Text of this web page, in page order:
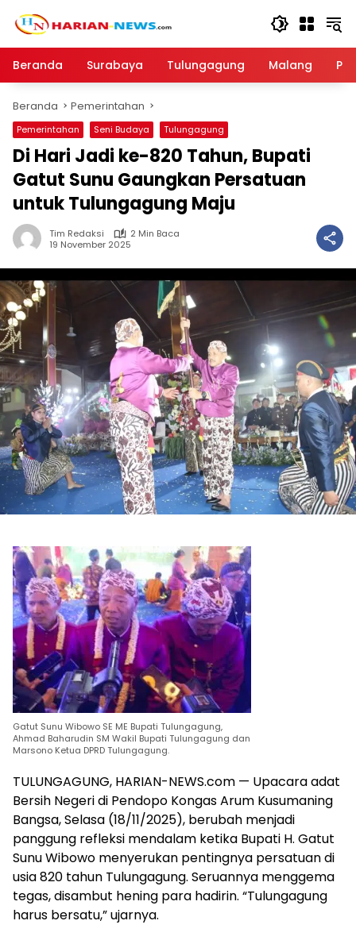
Beranda
Surabaya Tulungagung Malang
Beranda Pemerintahan
Pemerintahan Seni Budaya Tulungagung
Di Hari Jadi ke-820 Tahun, Bupati
Gatut Sunu Gaungkan Persatuan
untuk Tulungagung Maju
Tim Redaksi
2 Min Baca
19 November 2025
Gatut Sunu Wibowo SE ME Bupati Tulungagung,
Ahmad Baharudin SM Wakil Bupati Tulungagung dan
Marsono Ketua DPRD Tulungagung.
TULUNGAGUNG, HARIAN-NEWS.com — Upacara adat
Bersih Negeri di Pendopo Kongas Arum Kusumaning
Bangsa, Selasa (18/11/2025), berubah menjadi
panggung refleksi mendalam ketika Bupati H. Gatut
Sunu Wibowo menyerukan pentingnya persatuan di
usia 820 tahun Tulungagung. Seruannya menggema
tegas, disambut hening para hadirin. “Tulungagung
harus bersatu,” ujarnya.